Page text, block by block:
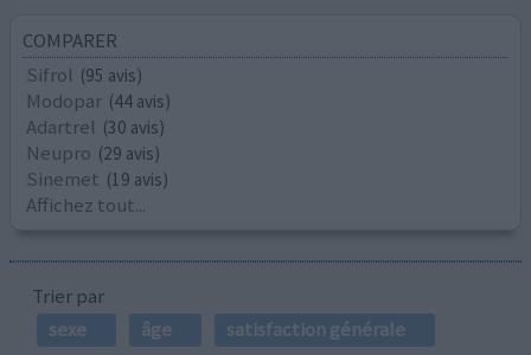
COMPARER
Sifrol (95 avis)
Modopar (44 avis)
Adartrel (30 avis)
Neupro (29 avis)
Sinemet (19 avis)
Affichez tout...
Trier par
sexe
âge satisfaction générale